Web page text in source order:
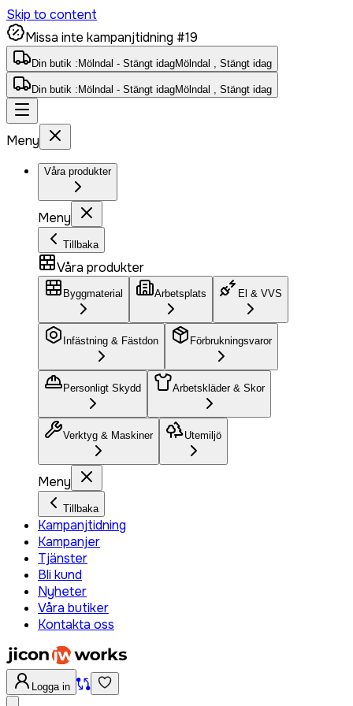
Skip to content
Missa inte kampanjtidning #19
Din butik : Mölndal - Stängt idagMölndal , Stängt idag
Din butik : Mölndal - Stängt idagMölndal , Stängt idag
Meny
Våra produkter
Meny
Tillbaka
Våra produkter
Byggmaterial Arbetsplats El & VVS
Infästning & Fästdon Förbrukningsvaror
Personligt Skydd Arbetskläder & Skor
Verktyg & Maskiner Utemiljö
Meny
Tillbaka
Kampanjtidning
Kampanjer
Tjänster
Bli kund
Nyheter
Våra butiker
Kontakta oss
Logga in